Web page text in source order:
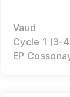
Vaud
Cycle 1 (3-
EP